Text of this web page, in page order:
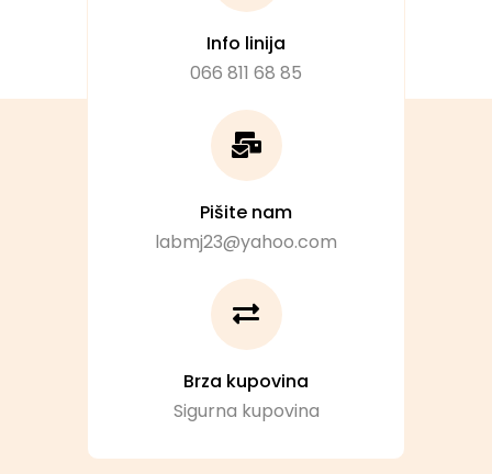
Info linija
066 811 68 85
Pišite nam
labmj23@yahoo.com
Brza kupovina
Sigurna kupovina